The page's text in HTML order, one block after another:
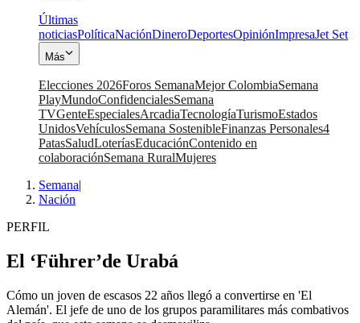
Últimas
noticiasPolíticaNaciónDineroDeportesOpiniónImpresaJet Set
Más
Elecciones 2026Foros SemanaMejor ColombiaSemana
PlayMundoConfidencialesSemana
TVGenteEspecialesArcadiaTecnologíaTurismoEstados
UnidosVehículosSemana SostenibleFinanzas Personales4
PatasSaludLoteríasEducaciónContenido en
colaboraciónSemana RuralMujeres
Semana|
Nación
PERFIL
El ‘Führer’de Urabá
Cómo un joven de escasos 22 años llegó a convertirse en 'El
Alemán'. El jefe de uno de los grupos paramilitares más combativos